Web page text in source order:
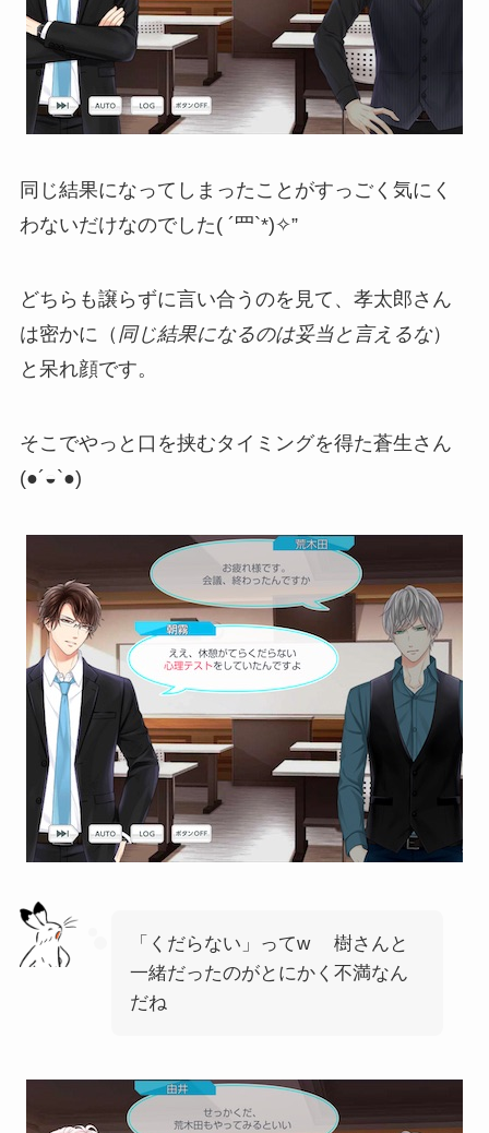
同じ結果になってしまったことがすっごく気にく
わないだけなのでした( ´罒`*)✧”
どちらも譲らずに言い合うのを見て、孝太郎さん
は密かに（ 同じ結果になるのは妥当と言えるな）
と呆れ顔です。
そこでやっと口を挟むタイミングを得た蒼生さん
(●´◒`●)
「くだらない」ってw 樹さんと
一緒だったのがとにかく不満なん
だね